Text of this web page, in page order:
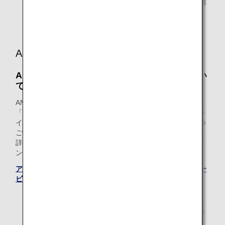
アップグレード特典をご利用の場合、マイル積算はご購
ANAアップグレードポイントのご利用
ANAアップグレードポイントでのご利用につい
て
ANA「ダイヤモンドサービス」・「プラチナサービス」・
「ブロンズサービス」各メンバーおよび、ANAスーパーフラ
イヤーズ会員のお客様は、ANAアップグレードポイントでの
ご利用も承ります。
詳しくは、アップグレードポイントとは（ANAプレミアムメ
ンバーサービス）をご確認ください。
アップグレードポイントとは（ANAプレミアムメンバーサー
ビス）
アムメンバーならびにスーパーフライヤーズ本会員の